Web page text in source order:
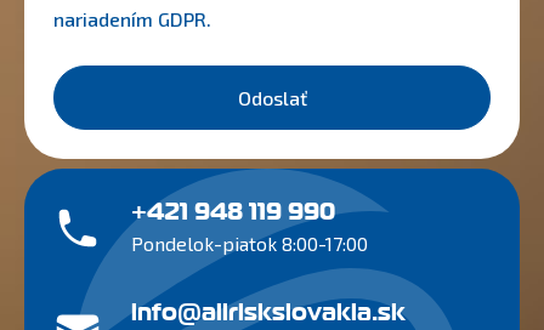
nariadením GDPR
Odoslať
+421 948 119 990
Pondelok-piatok 8:00-17:00
info@allriskslovakia.sk